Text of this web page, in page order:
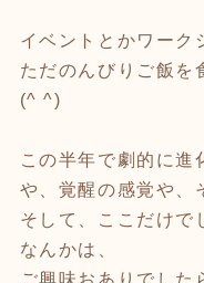
イベントとかワーク
ただのんびりご飯を
(^ ^)
この半年で劇的に進
や、覚醒の感覚や、
そして、ここだけで
なんかは、
ご興味おありでした